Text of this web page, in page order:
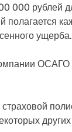
000 рублей
ущерба.